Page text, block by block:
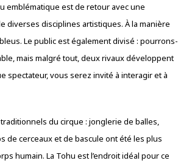
emblématique est de retour avec une
diverses disciplines artistiques. À la manière
Le public est également divisé : pourrons-
mais malgré tout, deux rivaux développent
spectateur, vous serez invité à interagir et à
du cirque : jonglerie de balles,
de cerceaux et de bascule ont été les plus
humain. La Tohu est l’endroit idéal pour ce